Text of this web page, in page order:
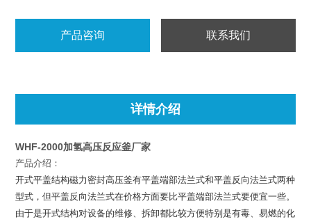
产品咨询 联系我们
详情介绍
WHF-2000加氢高压反应釜厂家
产品介绍：
开式平盖结构磁力密封高压釜有平盖端部法兰式和平盖反向法兰式两种
型式，但平盖反向法兰式在价格方面要比平盖端部法兰式要便宜一些。
由于是开式结构对设备的维修、拆卸都比较方便特别是有毒、易燃的化